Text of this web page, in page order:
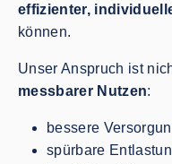
effizienter,
können.
Unser Anspruch ist
messbarer Nutzen:
bessere
spürbare